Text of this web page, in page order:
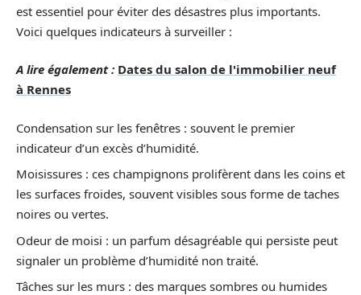
est essentiel pour éviter des désastres plus importants.
Voici quelques indicateurs à surveiller :
A lire également : Dates du salon de l'immobilier neuf
à Rennes
Condensation sur les fenêtres : souvent le premier
indicateur d’un excès d’humidité.
Moisissures : ces champignons prolifèrent dans les coins et
les surfaces froides, souvent visibles sous forme de taches
noires ou vertes.
Odeur de moisi : un parfum désagréable qui persiste peut
signaler un problème d’humidité non traité.
Tâches sur les murs : des marques sombres ou humides